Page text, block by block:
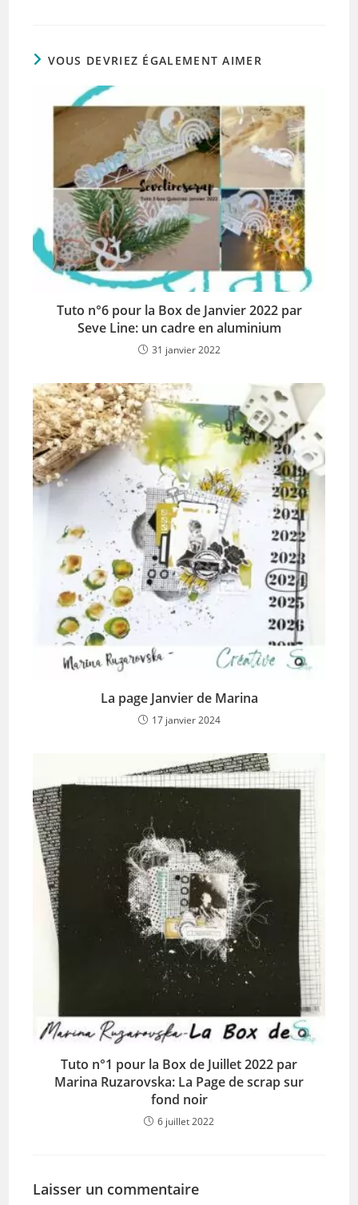
VOUS DEVRIEZ ÉGALEMENT AIMER
Tuto n°6 pour la Box de Janvier 2022 par
Seve Line: un cadre en aluminium
31 janvier 2022
La page Janvier de Marina
17 janvier 2024
Tuto n°1 pour la Box de Juillet 2022 par
Marina Ruzarovska: La Page de scrap sur
fond noir
6 juillet 2022
Laisser un commentaire